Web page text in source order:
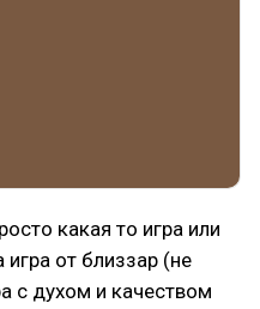
какая то игра или
игра от близзар (не
с духом и качеством